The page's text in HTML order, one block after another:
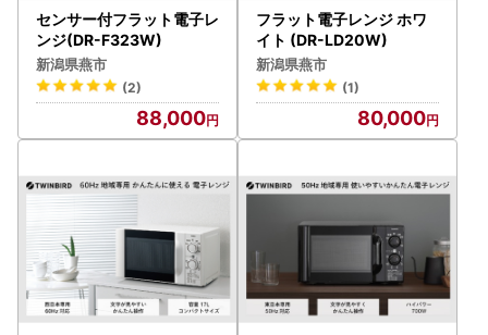
センサー付フラット電子レ
ンジ(DR-F323W)
新潟県燕市
(2)
88,000
フラット電子レンジ ホワ
イト (DR-LD20W)
新潟県燕市
(1)
80,000